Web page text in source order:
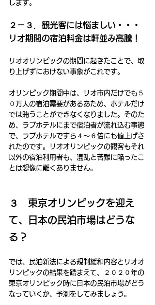
します。
２－３．観光客には悩ましい・・・
リオ期間の宿泊料金は軒並み高騰！
リオオリンピックの期間に起きたことで、取
り上げずにおけない事象がこれです。
オリンピック期間中は、リオ市内だけでも５
０万人の宿泊需要があるあため、ホテルだけ
では賄うことができなくなりました。そのた
め、ラブホテルにまで宿泊者が流れ込む事態
で、ラブホテルですら４～６倍にも値上げさ
れたのです。リオオリンピックの観客もそれ
以外の宿泊利用者も、混乱と苦難に陥ったこ
とは想像に難くありません。
３　東京オリンピックを迎え
て、日本の民泊市場はどうな
る？
では、民泊新法による規制緩和内容とリオオ
リンピックの結果を踏まえて、２０２０年の
東京オリンピック時に日本の民泊市場がどう
なっていくか、予測をしてみましょう。